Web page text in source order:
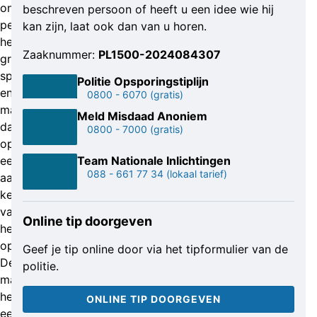
onbekende
persoon
heel
graag
spreken
en
maakt
daarom
opnieuw
een
aantal
kenmerken
van
hem
openbaar.
De
man
heeft
een
beschreven persoon of heeft u een idee wie hij
kan zijn, laat ook dan van u horen.
Zaaknummer: PL1500-2024084307
Politie Opsporingstiplijn
0800 - 6070 (gratis)
Meld Misdaad Anoniem
0800 - 7000 (gratis)
Team Nationale Inlichtingen
088 - 661 77 34 (lokaal tarief)
Online tip doorgeven
Geef je tip online door via het tipformulier van de
politie.
ONLINE TIP DOORGEVEN